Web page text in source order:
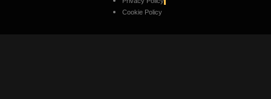
Cookie Policy